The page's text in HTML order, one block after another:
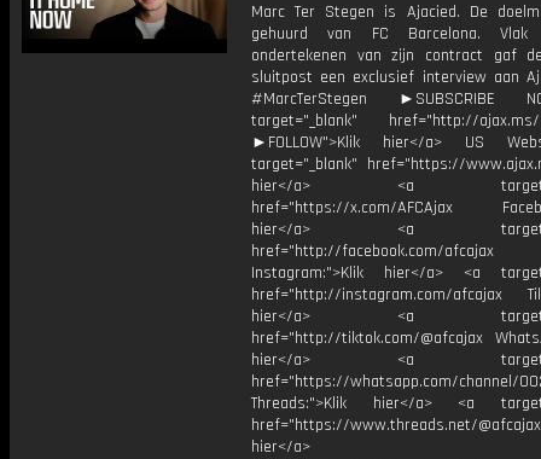
Marc Ter Stegen is Ajacied. De
gehuurd van FC Barcelona.
ondertekenen van zijn contract gaf
sluitpost een exclusief interview aan
#MarcTerStegen ►SUBSCRIBE
target="_blank" href="http://ajax.ms/
►FOLLOW">Klik hier</a> US
target="_blank" href="https://
hier</a> <a
href="https://x.com/AFCAjax
hier</a> <a
href="http://facebook.com/afcajax
Instagram:">Klik hier</a> <a
href="http://instagram.com/afcajax
hier</a> <a
href="http://tiktok.com/@afcajax
hier</a> <a
href="https://whatsapp.com/channel/
Threads:">Klik hier</a> <a
href="https://www.threads.net/
hier</a>